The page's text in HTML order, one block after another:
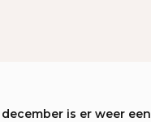
is er weer een